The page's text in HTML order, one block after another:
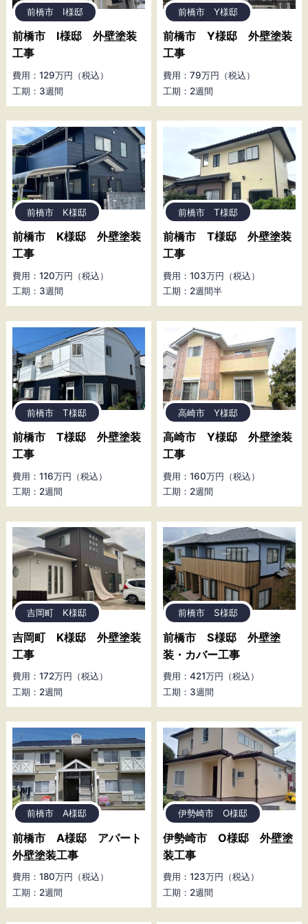
前橋市 I様邸
前橋市 I様邸 外壁塗装
工事
費用：129万円（税込）
工期：3週間
前橋市 Y様邸
前橋市 Y様邸 外壁塗装
工事
費用：79万円（税込）
工期：2週間
前橋市 K様邸
前橋市 K様邸 外壁塗装
工事
費用：120万円（税込）
工期：3週間
前橋市 T様邸
前橋市 T様邸 外壁塗装
工事
費用：103万円（税込）
工期：2週間半
前橋市 T様邸
前橋市 T様邸 外壁塗装
工事
費用：116万円（税込）
工期：2週間
高崎市 Y様邸
高崎市 Y様邸 外壁塗装
工事
費用：160万円（税込）
工期：2週間
吉岡町 K様邸
吉岡町 K様邸 外壁塗装
工事
費用：172万円（税込）
工期：2週間
前橋市 S様邸
前橋市 S様邸 外壁塗
装・カバー工事
費用：421万円（税込）
工期：3週間
前橋市 A様邸
前橋市 A様邸 アパート
外壁塗装工事
費用：180万円（税込）
工期：2週間
伊勢崎市 O様邸
伊勢崎市 O様邸 外壁塗
装工事
費用：123万円（税込）
工期：2週間